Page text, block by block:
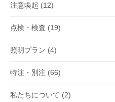
注意喚起 (12)
点検・検査 (19)
照明プラン (4)
特注・別注 (66)
私たちについて (2)